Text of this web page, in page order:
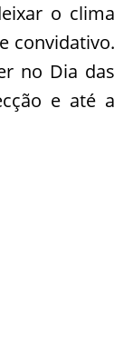
o clima
convidativo.
no Dia das
e até a